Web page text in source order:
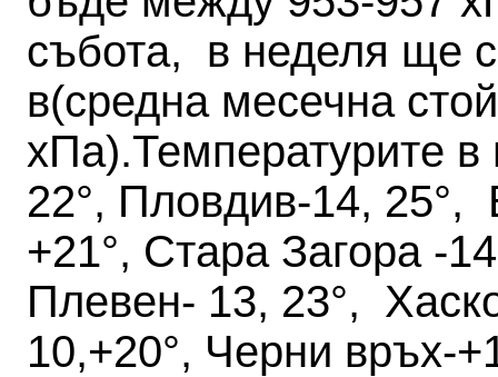
събота, в неделя ще
в(средна месечна
хПа).Температурите в
22°, Пловдив-14, 25°,
+21°, Стара Загора -
Плевен- 13, 23°,
10,+20°, Черни връх-